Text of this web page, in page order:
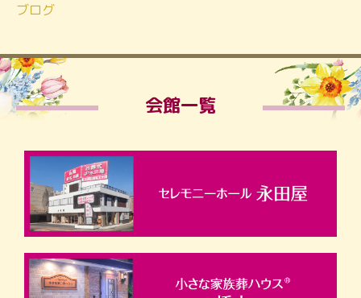
ブログ
会館一覧